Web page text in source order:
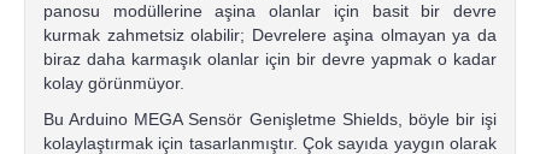
panosu modüllerine aşina olanlar için basit bir devre
kurmak zahmetsiz olabilir; Devrelere aşina olmayan ya da
biraz daha karmaşık olanlar için bir devre yapmak o kadar
kolay görünmüyor.
Bu Arduino MEGA Sensör Genişletme Shields, böyle bir işi
kolaylaştırmak için tasarlanmıştır. Çok sayıda yaygın olarak